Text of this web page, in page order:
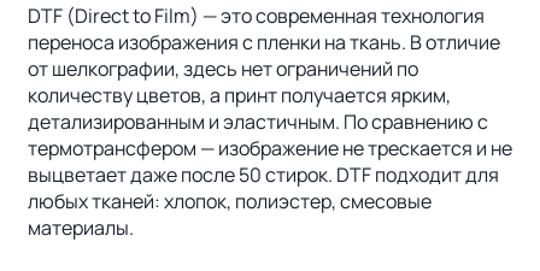
DTF (Direct to Film) — это современная технология
переноса изображения с пленки на ткань. В отличие
от шелкографии, здесь нет ограничений по
количеству цветов, а принт получается ярким,
детализированным и эластичным. По сравнению с
термотрансфером — изображение не трескается и не
выцветает даже после 50 стирок. DTF подходит для
любых тканей: хлопок, полиэстер, смесовые
материалы.